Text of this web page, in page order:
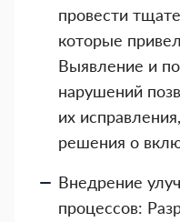
провести
которые
Выявление и
нарушений
их
решения о
Внедрение
процессов: